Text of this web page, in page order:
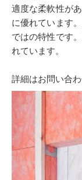
適度な柔軟性が
に優れています
ではの特性です
れています。
詳細はお問い合わ